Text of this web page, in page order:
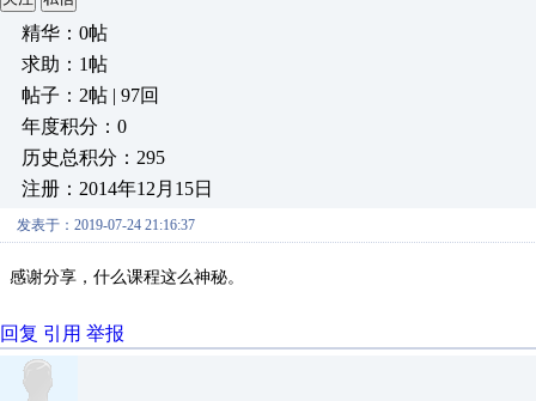
精华：0帖
求助：1帖
帖子：2帖 | 97回
年度积分：0
历史总积分：295
注册：2014年12月15日
发表于：2019-07-24 21:16:37
感谢分享，什么课程这么神秘。
回复 引用 举报